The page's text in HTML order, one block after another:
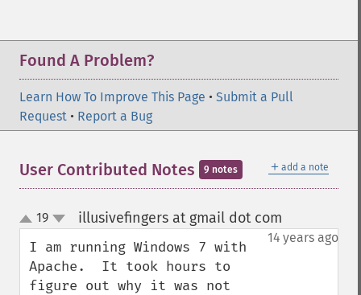
Found A Problem?
Learn How To Improve This Page • Submit a Pull
Request • Report a Bug
＋ add a note
User Contributed Notes 9 notes
up
down
19 illusivefingers at gmail dot com
14 years ago
I am running Windows 7 with
Apache.  It took hours to
figure out why it was not